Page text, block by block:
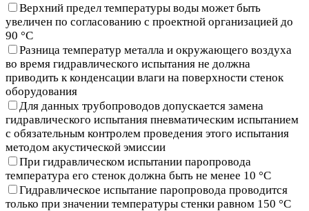
Верхний предел температуры воды может быть
увеличен по согласованию с проектной организацией до
90 °С
Разница температур металла и окружающего воздуха
во время гидравлического испытания не должна
приводить к конденсации влаги на поверхности стенок
оборудования
Для данных трубопроводов допускается замена
гидравлического испытания пневматическим испытанием
с обязательным контролем проведения этого испытания
методом акустической эмиссии
При гидравлическом испытании паропровода
температура его стенок должна быть не менее 10 °С
Гидравлическое испытание паропровода проводится
только при значении температуры стенки равном 150 °С